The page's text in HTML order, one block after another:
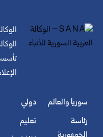
سوريا والعالم
رئاسة
دولي
تعليم